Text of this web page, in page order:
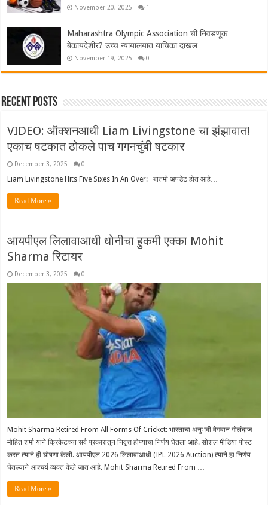
November 20, 2025 1
Maharashtra Olympic Association ची निवडणूक
बेकायदेशीर? उच्च न्यायालयात याचिका दाखल
November 19, 2025 0
Recent Posts
VIDEO: ऑक्शनआधी Liam Livingstone चा झंझावात!
एकाच षटकात ठोकले पाच गगनचुंबी षटकार
December 3, 2025 0
Liam Livingstone Hits Five Sixes In An Over: बातमी अपडेट होत आहे…
Read More »
आयपीएल लिलावाआधी धोनीचा हुकमी एक्का Mohit
Sharma रिटायर
December 3, 2025 0
Mohit Sharma Retired From All Forms Of Cricket: भारताचा अनुभवी वेगवान गोलंदाज
मोहित शर्मा याने क्रिकेटच्या सर्व प्रकारातून निवृत्त होण्याचा निर्णय घेतला आहे. सोशल मीडिया पोस्ट
करत त्याने ही घोषणा केली. आयपीएल 2026 लिलावाआधी (IPL 2026 Auction) त्याने हा निर्णय
घेतल्याने आश्चर्य व्यक्त केले जात आहे. Mohit Sharma Retired From …
Read More »